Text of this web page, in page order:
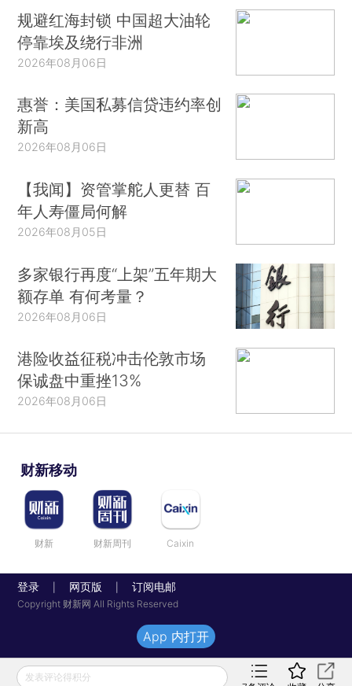
规避红海封锁 中国超大油轮
停靠埃及绕行非洲
2026年08月06日
惠誉：美国私募信贷违约率创
新高
2026年08月06日
【我闻】资管掌舵人更替 百
年人寿僵局何解
2026年08月05日
多家银行再度“上架”五年期大
额存单 有何考量？
2026年08月06日
港险收益征税冲击伦敦市场
保诚盘中重挫13%
2026年08月06日
财新移动
财新 财新周刊 Caixin
登录 网页版 订阅电邮
Copyright 财新网 All Rights Reserved
发表评论得积分
App 内打开